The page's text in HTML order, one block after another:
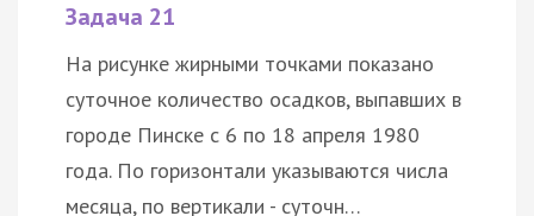
Задача 21
На рисунке жирными точками показано
суточное количество осадков, выпавших в
городе Пинске с 6 по 18 апреля 1980
года. По горизонтали указываются числа
месяца, по вертикали - суточн…